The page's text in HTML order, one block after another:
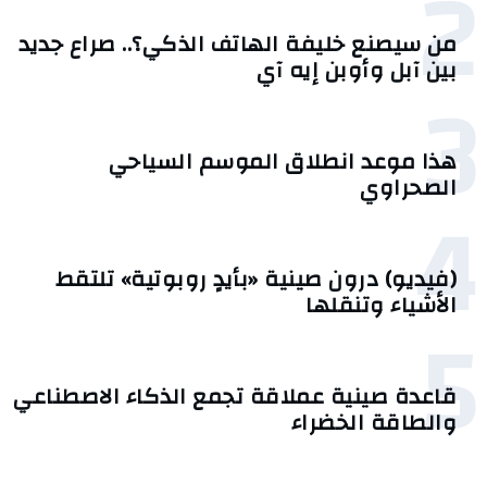
2
من سيصنع خليفة الهاتف الذكي؟.. صراع جديد
بين آبل وأوبن إيه آي
3
هذا موعد انطلاق الموسم السياحي
الصحراوي
4
(فيديو) درون صينية «بأيدٍ روبوتية» تلتقط
الأشياء وتنقلها
5
قاعدة صينية عملاقة تجمع الذكاء الاصطناعي
والطاقة الخضراء